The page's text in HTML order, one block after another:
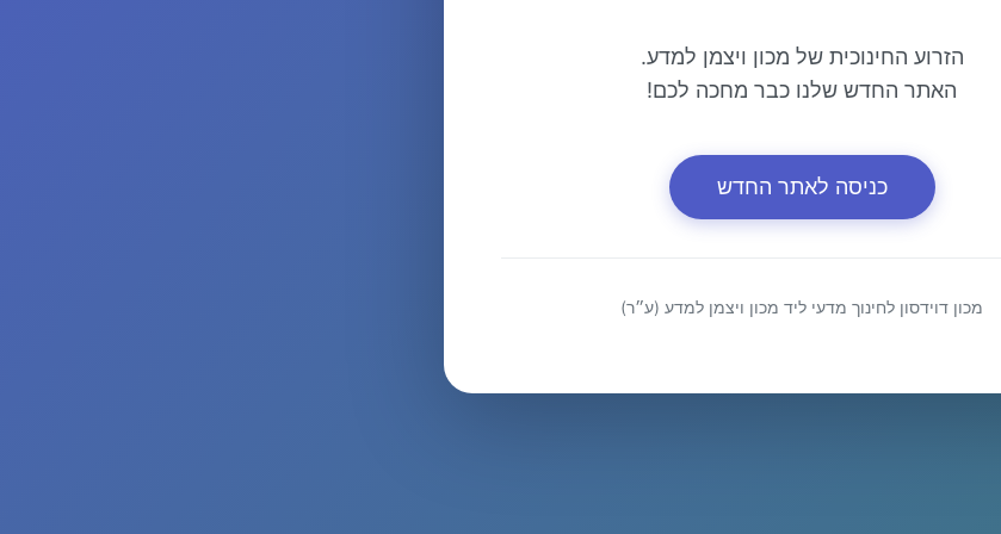
הזרוע החינוכית של מכון ויצמן למדע.
האתר החדש שלנו כבר מחכה לכם!
כניסה לאתר החדש
מכון דוידסון לחינוך מדעי ליד מכון ויצמן למדע (ע״ר)